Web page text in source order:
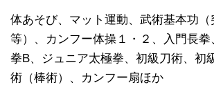
体あそび、マット運動、武術基本功（
等）、カンフー体操１・２、入門長
拳B、
ジュニア太極拳、初級刀術、初
術（棒術）、カンフー扇ほか